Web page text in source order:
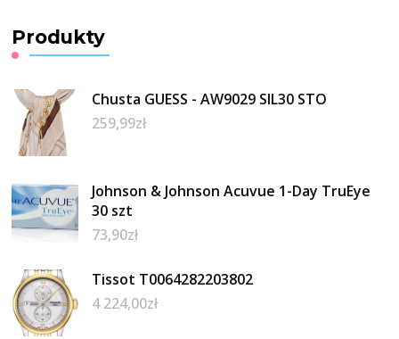
Produkty
Chusta GUESS - AW9029 SIL30 STO
259,99zł
Johnson & Johnson Acuvue 1-Day TruEye
30 szt
73,90zł
Tissot T0064282203802
4 224,00zł